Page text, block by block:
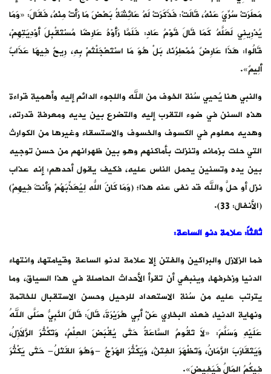
مَطَرَتْ سُرِّيَ عَنْهُ، قَالَتْ: فَذَكَرَتْ لَهُ عَائِشَةُ بَعْضَ مَا رَأَتْ مِنْهُ، فَقَالَ: «وَمَا
يُدْرِينِي لَعَلَّهُ كَمَا قَالَ قَوْمُ عَادٍ: فَلَمَّا رَأَوْهُ عَارِضًا مُسْتَقْبِلَ أَوْدِيَتِهِمْ،
قَالُوا: هَذَا عَارِضٌ مُمْطِرُنَا، بَلْ هُوَ مَا اسْتَعْجَلْتُمْ بِهِ، رِيحٌ فِيهَا عَذَابٌ
أَلِيمٌ».
والنبي هنا يُحيي سُنة الخوف من الله واللجوء الدائم إليه وأهمية قراءة
هذه السنن في ضوء التقرب إليه والتضرع بين يديه ومعرفة قدرته،
وهديه معلوم في الكسوف والخسوف والاستسقاء وغيرها من الكوارث
التي حلت بزمانه وتنزلت بأماكنهم وهو بين ظهرانهم من حسن توجيه
بين يده وتسنين يحمل الناس عليه، فكيف يقول أحدهم: إنه عذاب
نزل أو حلَّ والله قد نفى عنه هذا؛ (وَمَا كَانَ اللّهُ لِيُعَذِّبَهُمْ وَأَنتَ فِيهِمْ)
(الأنفال: 33).
ثالثاً: علامة دنو الساعة:
فما الزلازل والبراكين والفتن إلا علامة لدنو الساعة وقيامتها، وانتهاء
الدنيا وزخرفها، وينبغي أن تقرأ الأحداث الحاصلة في هذا السياق، وما
يترتب عليه من سُنة الاستعداد للرحيل وحسن الاستقبال للخاتمة
ونهاية الدنيا، فعند البخاري عَنْ أَبِي هُرَيْرَةَ، قَالَ: قَالَ النَّبِيُّ صَلَّى اللهُ
عَلَيْهِ وَسَلَّمَ: «لاَ تَقُومُ السَّاعَةُ حَتَّى يُقْبَضَ العِلْمُ، وَتَكْثُرَ الزَّلاَزِلُ،
وَيَتَقَارَبَ الزَّمَانُ، وَتَظْهَرَ الفِتَنُ، وَيَكْثُرَ الهَرْجُ -وَهُوَ القَتْلُ- حَتَّى يَكْثُرَ
فِيكُمُ المَالُ فَيَفِيضَ».